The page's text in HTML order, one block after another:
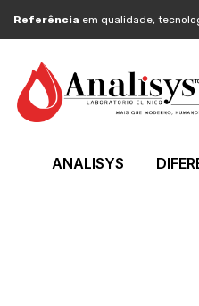
Referência em qualidade,
ANALISYS